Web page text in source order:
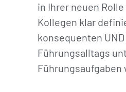
in Ihrer neuen
Kollegen klar
konsequenten
Führungsalltags